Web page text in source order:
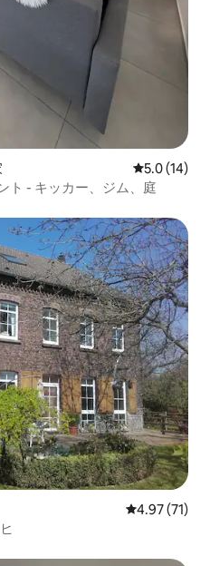
レビュー14
5.0 (14)
ト - キッカー、ジム、庭
レビュー71
4.97 (71)